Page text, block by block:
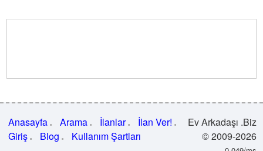
Anasayfa Arama İlanlar
İlan Ver!
Giriş
Blog Kullanım Şartları
Ev Arkadaşı .Biz
© 2009-2026